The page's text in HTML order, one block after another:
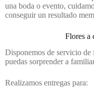
una boda o evento,
conseguir un resultado
Flores a
Disponemos de servicio
puedas sorprender a
Realizamos entregas para: